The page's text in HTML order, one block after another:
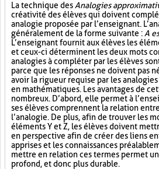
La technique des Analogies
créativité des élèves qui doivent
analogie proposée par l’enseignant.
généralement de la forme suivante : A
L’enseignant fournit aux élèves les
et ceux-ci déterminent les deux mots
analogies à compléter par les élèves
parce que les réponses ne doivent pas
avoir la rigueur requise par les
en mathématiques. Les avantages de
nombreux. D’abord, elle permet à
ses élèves comprennent la relation
l’analogie. De plus, afin de trouver les
éléments Y et Z, les élèves doivent
en perspective afin de créer des liens
apprises et les connaissances
mettre en relation ces termes permet
profond, et donc plus durable.